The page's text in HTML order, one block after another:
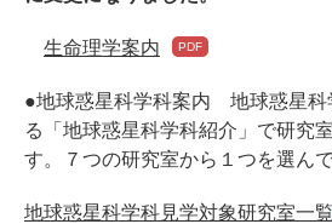
生命理学案内
●地球惑星科学科案内 地球惑星科
る「地球惑星科学科紹介」で研究
す。７つの研究室から１つを選ん
地球惑星科学科見学対象研究室一覧